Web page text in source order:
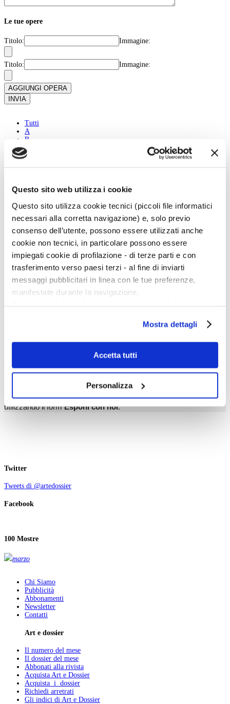
Questo sito web utilizza i cookie
Questo sito utilizza cookie tecnici (piccoli file informatici
necessari alla corretta navigazione) e, solo previo
consenso dell’utente, possono essere utilizzati anche
cookie non tecnici, in particolare possono essere
impiegati cookie di profilazione - di terze parti e con
trasferimento verso paesi terzi - al fine di inviarti
messaggi pubblicitari in linea con le tue preferenze,
manifestate durante la navigazione.
scelte privacy sui cookie, ti invitiamo a prendere visione
dell’informativa cookie.
Chiudendo il banner tramite la “X” prosegui la
navigazione senza alcuna profilazione e con installazione
il tuo consenso alla profilazione che potrai revocare in
Mostra dettagli
Accetta tutti
Personalizza
Le tue opere
Titolo: Immagine:
Titolo: Immagine:
AGGIUNGI OPERA
INVIA
Tutti
A
B
C
D
H
J
L
M
N
O
P
Q
R
S
T
U
Su Artedossier.it uno spazio gratuito per farti conoscere.
Partecipare è semplice, costruisci la tua pagina personale
utilizzando il formEsponi con noi.
Twitter
Tweets di @artedossier
Facebook
100 Mostre
marzo
Chi Siamo
Pubblicità
Abbonamenti
Newsletter
Contatti
Art e dossier
Il numero del mese
Il dossier del mese
Abbonati alla rivista
Acquista Art e Dossier
Acquista i dossier
Richiedi arretrati
Gli indici di Art e Dossier